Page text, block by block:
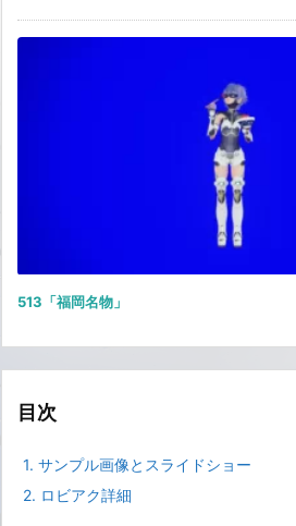
513「福岡名物」
目次
1. サンプル画像とスライドショー
2. ロビアク詳細